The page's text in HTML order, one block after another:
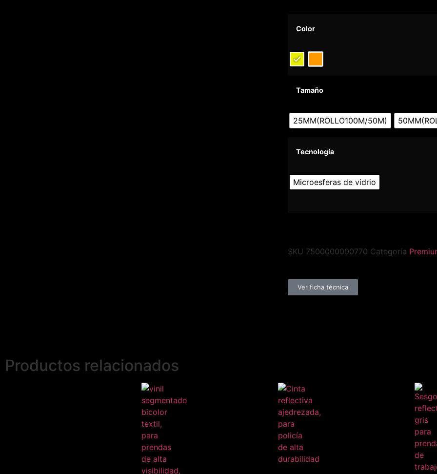
Color
Tamaño
25MM(ROLLO100M/50M)
Tecnología
Microesferas de vidrio
SKU 7500000000770 Categoría
Ver ficha técnica
Productos relacionados